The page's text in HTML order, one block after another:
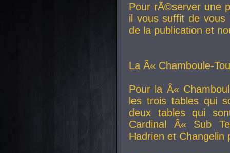
Pour rÃ©server une
il vous suffit de vous
de la publication et
La Â« Chamboule-
Pour la Â«
les trois tables qui
deux tables qui
Cardinal
Â« Sub
Hadrien et Changelin